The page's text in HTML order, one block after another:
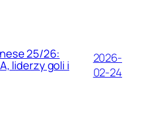
25/26:
liderzy goli i
2026-
02-24